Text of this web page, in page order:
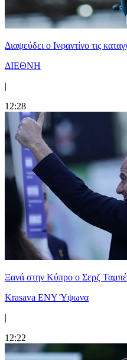
Διαψεύδει ο Ινφαντίνο τις
ΔΙΕΘΝΗ
|
12:28
Ξανά στην Κύπρο ο Σερζ
Krasava ENY Ύψωνα
|
12:22